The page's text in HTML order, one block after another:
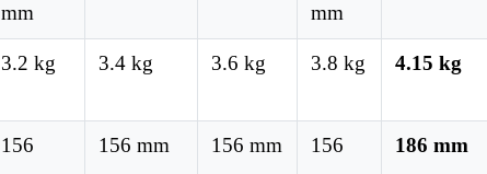
mm
mm
3.2 kg 3.4 kg 3.6 kg 3.8 kg 4.15 kg
156
156 mm 156 mm
156
186 mm